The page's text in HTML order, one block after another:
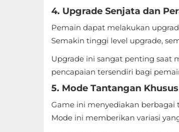
4. Upgrade Senjata dan
Pemain dapat melakukan
Semakin tinggi level upgrade,
Upgrade ini sangat penting saat
pencapaian tersendiri bagi
5. Mode Tantangan Khusus
Game ini menyediakan
Mode ini memberikan variasi